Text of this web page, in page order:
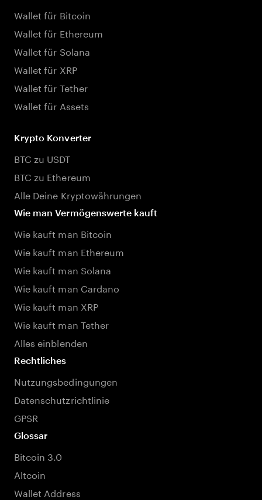
Wallet für Bitcoin
Wallet für Ethereum
Wallet für Solana
Wallet für XRP
Wallet für Tether
Wallet für Assets
Krypto Konverter
BTC zu USDT
BTC zu Ethereum
Alle Deine Kryptowährungen
Wie man Vermögenswerte kauft
Wie kauft man Bitcoin
Wie kauft man Ethereum
Wie kauft man Solana
Wie kauft man Cardano
Wie kauft man XRP
Wie kauft man Tether
Alles einblenden
Rechtliches
Nutzungsbedingungen
Datenschutzrichtlinie
GPSR
Glossar
Bitcoin 3.0
Altcoin
Wallet Address